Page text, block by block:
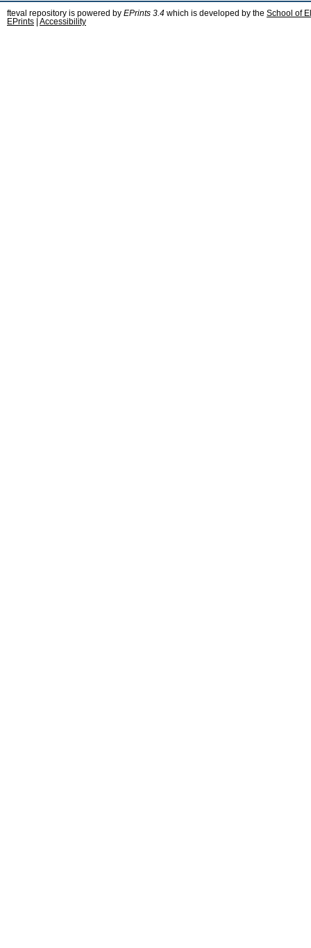
fteval repository is powered by EPrints 3.4 which is developed by the School of
EPrints
Accessibility